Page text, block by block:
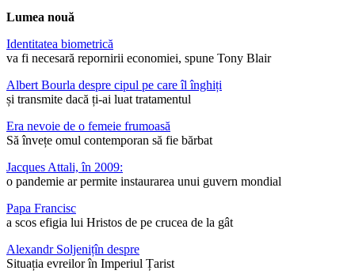
Lumea nouă
Identitatea biometrică
va fi necesară repornirii economiei, spune Tony Blair
Albert Bourla despre cipul pe care îl înghiți
și transmite dacă ți-ai luat tratamentul
Era nevoie de o femeie frumoasă
Să învețe omul contemporan să fie bărbat
Jacques Attali, în 2009:
o pandemie ar permite instaurarea unui guvern mondial
Papa Francisc
a scos efigia lui Hristos de pe crucea de la gât
Alexandr Soljenițîn despre
Situația evreilor în Imperiul Țarist